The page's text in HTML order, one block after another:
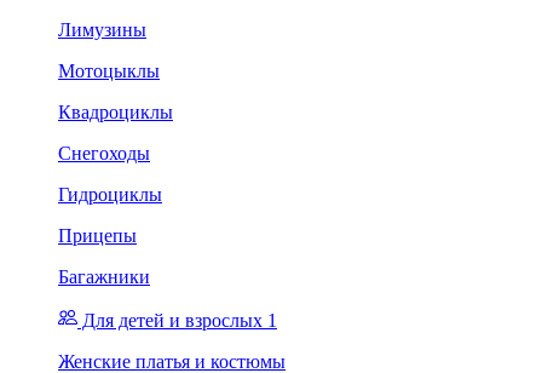
Лимузины
Мотоцыклы
Квадроциклы
Снегоходы
Гидроциклы
Прицепы
Багажники
Для детей и взрослых 1
Женские платья и костюмы